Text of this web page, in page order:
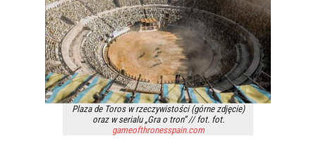
Plaza de Toros w rzeczywistości (górne zdjęcie)
oraz w serialu „Gra o tron” // fot. fot.
gameofthronesspain.com